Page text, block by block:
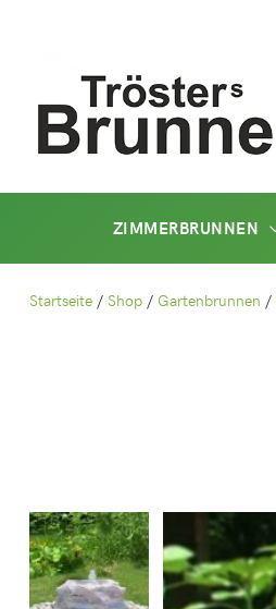
ZIMMERBRUNNEN
Startseite / Shop / Gartenbrunnen /